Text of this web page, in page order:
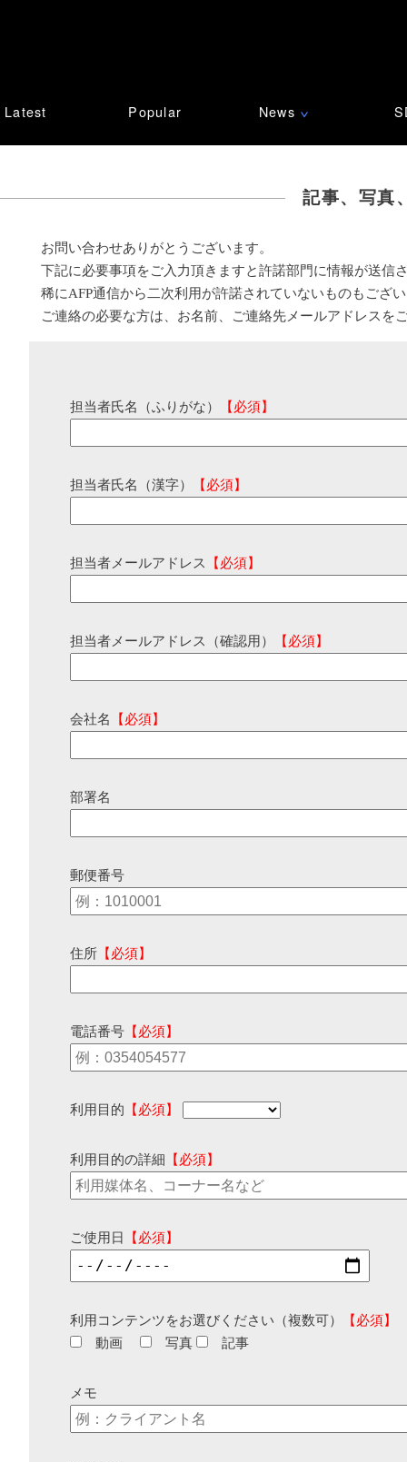
Latest Popular News ∨
記事、写真
お問い合わせありがとうございます。
下記に必要事項をご入力頂きますと許諾部門に情報が送信
稀にAFP通信から二次利用が許諾されていないものもござ
ご連絡の必要な方は、お名前、ご連絡先メールアドレスを
担当者氏名（ふりがな） 【必須】
担当者氏名（漢字） 【必須】
担当者メールアドレス 【必須】
担当者メールアドレス（確認用） 【必須】
会社名 【必須】
部署名
郵便番号
住所 【必須】
電話番号 【必須】
利用目的 【必須】
利用目的の詳細 【必須】
ご使用日 【必須】
利用コンテンツをお選びください（複数可）
【必須】
動画
写真 記事
メモ